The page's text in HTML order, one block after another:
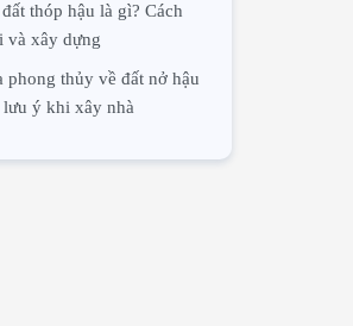
thóp hậu là gì? Cách
và xây dựng
phong thủy về đất nở hậu
ý khi xây nhà